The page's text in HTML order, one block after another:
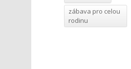
zábava pro celou
rodinu